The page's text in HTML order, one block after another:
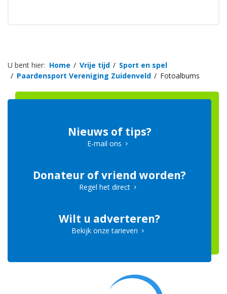
U bent hier: Home Vrije tijd
Sport en spel
Paardensport Vereniging Zuidenveld
Fotoalbums
Nieuws of tips?
E-mail ons
Donateur of vriend worden?
Regel het direct
Wilt u adverteren?
Bekijk onze tarieven